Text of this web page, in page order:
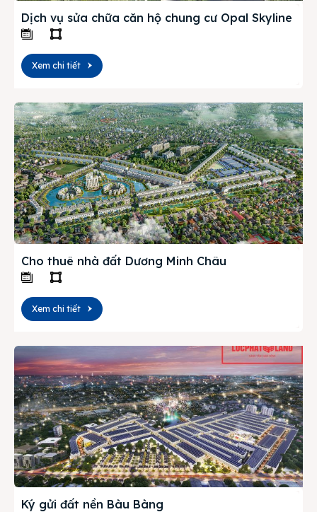
Dịch vụ sửa chữa căn hộ chung cư Opal Skyline
Xem chi tiết
Cho thuê nhà đất Dương Minh Châu
Xem chi tiết
Ký gửi đất nền Bàu Bàng